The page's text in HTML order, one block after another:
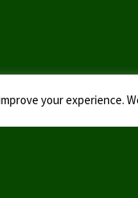
your experience.